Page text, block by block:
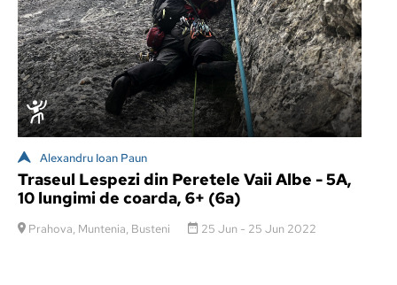
Alexandru Ioan Paun
Traseul Lespezi din Peretele Vaii Albe - 5A,
10 lungimi de coarda, 6+ (6a)
Prahova, Muntenia, Busteni 25 Jun - 25 Jun 2022